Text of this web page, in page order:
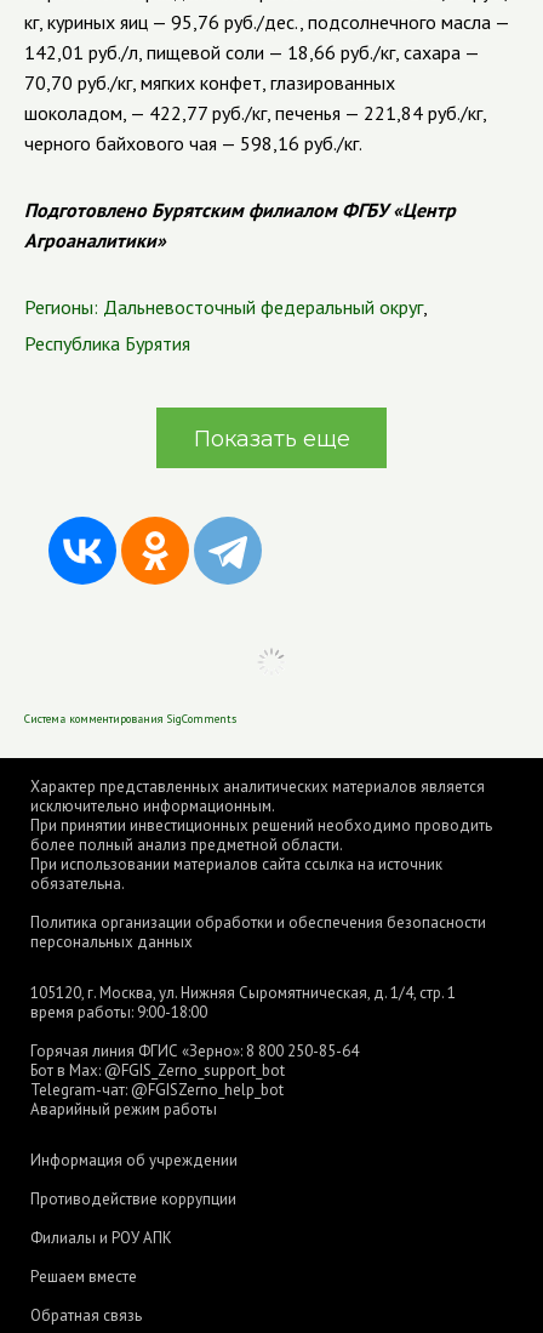
кг, куриных яиц — 95,76 руб./дес., подсолнечного масла —
142,01 руб./л, пищевой соли — 18,66 руб./кг, сахара —
70,70 руб./кг, мягких конфет, глазированных
шоколадом, — 422,77 руб./кг, печенья — 221,84 руб./кг,
черного байхового чая — 598,16 руб./кг.
Подготовлено Бурятским филиалом ФГБУ «Центр
Агроаналитики»
Регионы: Дальневосточный федеральный округ,
Республика Бурятия
Показать еще
Система комментирования SigComments
Характер представленных аналитических материалов является
исключительно информационным.
При принятии инвестиционных решений необходимо проводить
более полный анализ предметной области.
При использовании материалов сайта ссылка на источник
обязательна.
Политика организации обработки и обеспечения безопасности
персональных данных
105120, г. Москва, ул. Нижняя Сыромятническая, д. 1/4, стр. 1
время работы: 9:00-18:00
Горячая линия ФГИС «Зерно»: 8 800 250-85-64
Бот в Max: @FGIS_Zerno_support_bot
Telegram-чат: @FGISZerno_help_bot
Аварийный режим работы
Информация об учреждении
Противодействие коррупции
Филиалы и РОУ АПК
Решаем вместе
Обратная связь